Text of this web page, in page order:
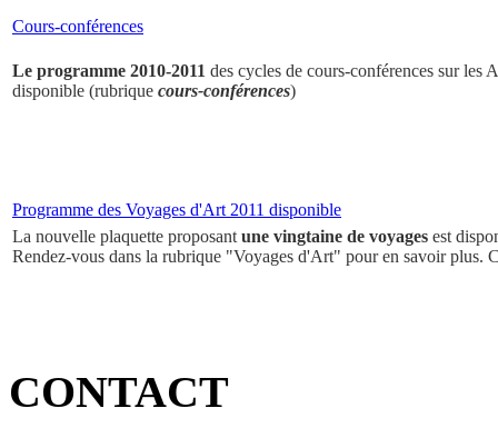
Cours-conférences
Le programme 2010-2011 des cycles de cours-conférences sur
disponible (rubrique cours-conférences)
Programme des Voyages d'Art 2011 disponible
La nouvelle plaquette proposantune vingtaine de voyages est
Rendez-vous dans la rubrique "Voyages d'Art" pour en savoir plus.
CONTACT